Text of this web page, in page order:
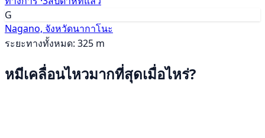
G
Nagano, จังหวัดนากาโนะ
ระยะทางทั้งหมด: 325 m
หมีเคลื่อนไหวมากที่สุดเมื่อไหร่?